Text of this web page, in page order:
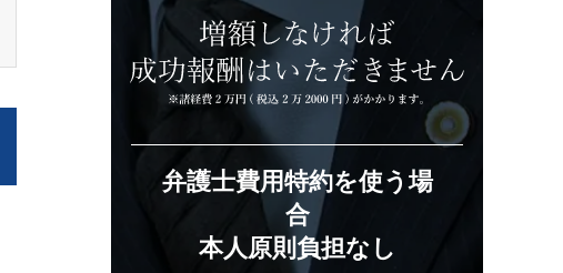
弁護士費用特約を使う場
合
本人原則負担なし